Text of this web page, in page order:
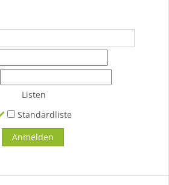
Listen
Standardliste